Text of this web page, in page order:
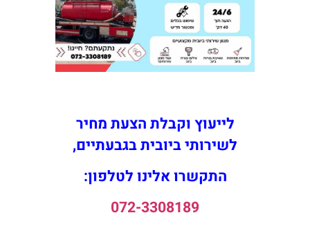
לייעוץ וקבלת הצעת מחיר
לשירותי ביובית בגבעתיים,
התקשרו אלינו לטלפון:
072-3308189